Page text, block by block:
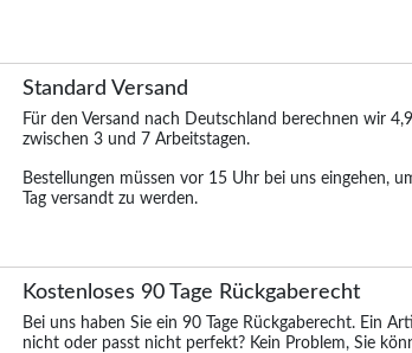
StandardVersand
Für den Versand nach Deutschland berechnen wir
zwischen 3 und 7 Arbeitstagen.
Bestellungen müssen vor 15 Uhr bei uns eingehen,
Tag versandt zu werden.
Kostenloses 90 Tage Rückgaberecht
Bei uns haben Sie ein 90 Tage Rückgaberecht. Ein
nicht oder passt nicht perfekt? Kein Problem, Sie
Back Shorts Marineblau
Bigdude Utility Fleece
Shorts Schwarz